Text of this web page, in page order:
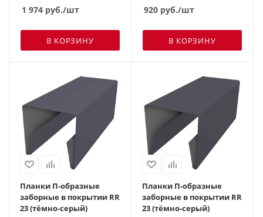
1 974 руб./шт
В КОРЗИНУ
920 руб./шт
В КОРЗИНУ
Планки П-образные
заборные в покрытии RR
23 (тёмно-серый)
Планки П-образные
заборные в покрытии RR
23 (тёмно-серый)